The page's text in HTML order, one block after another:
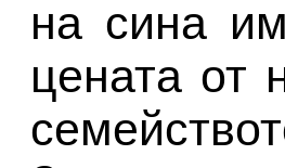
на сина
цената от